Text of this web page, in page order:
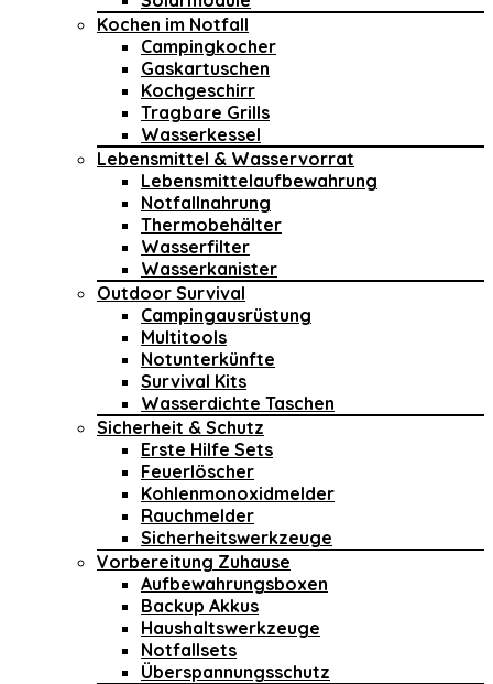
Kochen im Notfall
Campingkocher
Gaskartuschen
Kochgeschirr
Tragbare Grills
Wasserkessel
Lebensmittel & Wasservorrat
Lebensmittelaufbewahrung
Notfallnahrung
Thermobehälter
Wasserfilter
Wasserkanister
Outdoor Survival
Campingausrüstung
Multitools
Notunterkünfte
Survival Kits
Wasserdichte Taschen
Sicherheit & Schutz
Erste Hilfe Sets
Feuerlöscher
Kohlenmonoxidmelder
Rauchmelder
Sicherheitswerkzeuge
Vorbereitung Zuhause
Aufbewahrungsboxen
Backup Akkus
Haushaltswerkzeuge
Notfallsets
Überspannungsschutz